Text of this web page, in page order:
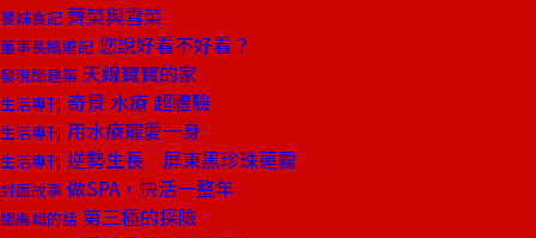
饕姊食記 薺菜與雪菜
董事長嬉遊記 您說好看不好看？
發現酷建築 天線寶寶的家
生活專刊 奇景 水療 超體驗
生活專刊 用水療寵愛一身
生活專刊 逆勢生長 屏東黑珍珠蓮霧
封面故事 做SPA，快活一整年
總編輯的話 第三極的探險